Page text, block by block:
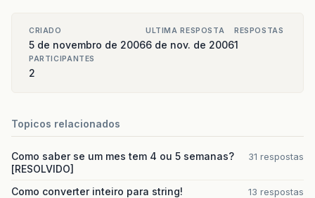
CRIADO
5 de novembro de 2006
ULTIMA RESPOSTA
6 de nov. de 2006
RESPOSTAS
1
PARTICIPANTES
2
Topicos relacionados
Como saber se um mes tem 4 ou 5 semanas?
[RESOLVIDO]
31 respostas
Como converter inteiro para string! 13 respostas